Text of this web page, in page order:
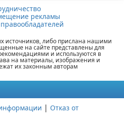
рекламы
источников, либо прислана нашими
на сайте представлены для
и используются в
на материалы, изображения и
их законным авторам
| Отказ от